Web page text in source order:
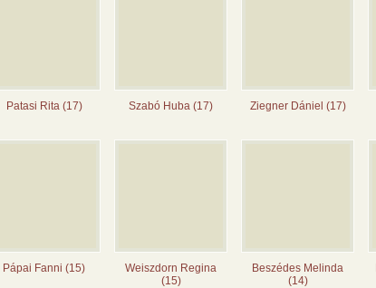
Patasi Rita (17) Szabó Huba (17) Ziegner Dániel (17)
Pápai Fanni (15)
Weiszdorn Regina
(15)
Beszédes Melinda
(14)